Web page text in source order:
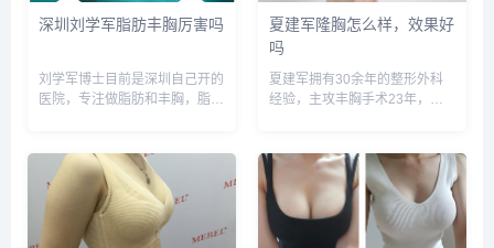
深圳刘学军脂肪丰胸厉害吗
刘学军博士目前是深圳自己开的
医院，专注做脂肪和丰胸，脂肪
果不错，案例也很多，预约或咨
询添加微信号：wuyoubianmei
或者直接拨打400-6...
夏建军隆胸怎么样，效果好
吗
夏建军拥有30余年的整形外科
经验，主攻丰胸手术23年，副
美者慕名为他而来，只为体验他
精湛的美胸技术。预约或咨询添
加微信号：wuyoubianme...